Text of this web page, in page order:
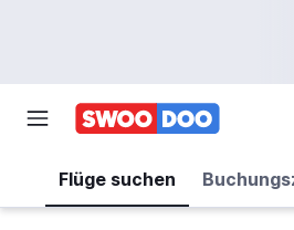
Flüge suchen